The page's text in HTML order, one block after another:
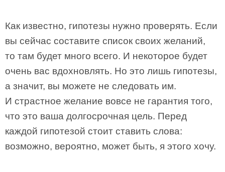
Как известно, гипотезы нужно проверять. Если
вы сейчас составите список своих желаний,
то там будет много всего. И некоторое будет
очень вас вдохновлять. Но это лишь гипотезы,
а значит, вы можете не следовать им.
И страстное желание вовсе не гарантия того,
что это ваша долгосрочная цель. Перед
каждой гипотезой стоит ставить слова:
возможно, вероятно, может быть, я этого хочу.